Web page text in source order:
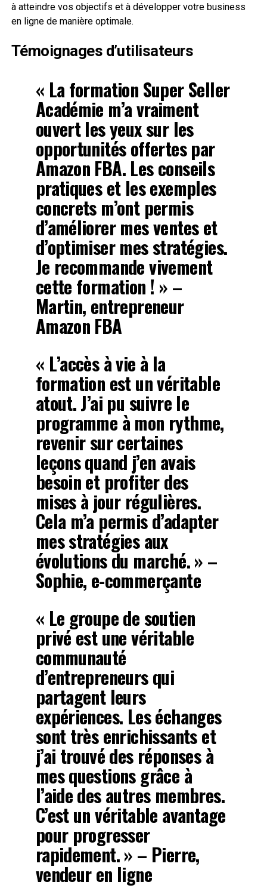
à atteindre vos objectifs et à développer votre business
en ligne de manière optimale.
Témoignages d’utilisateurs
« La formation Super Seller
Académie m’a vraiment
ouvert les yeux sur les
opportunités offertes par
Amazon FBA. Les conseils
pratiques et les exemples
concrets m’ont permis
d’améliorer mes ventes et
d’optimiser mes stratégies.
Je recommande vivement
cette formation ! » –
Martin, entrepreneur
Amazon FBA
« L’accès à vie à la
formation est un véritable
atout. J’ai pu suivre le
programme à mon rythme,
revenir sur certaines
leçons quand j’en avais
besoin et profiter des
mises à jour régulières.
Cela m’a permis d’adapter
mes stratégies aux
évolutions du marché. » –
Sophie, e-commerçante
« Le groupe de soutien
privé est une véritable
communauté
d’entrepreneurs qui
partagent leurs
expériences. Les échanges
sont très enrichissants et
j’ai trouvé des réponses à
mes questions grâce à
l’aide des autres membres.
C’est un véritable avantage
pour progresser
rapidement. » – Pierre,
vendeur en ligne